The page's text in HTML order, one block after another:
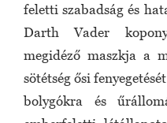
feletti szabadság és
Darth Vader
megidéző maszkja a
sötétség ősi
bolygókra és